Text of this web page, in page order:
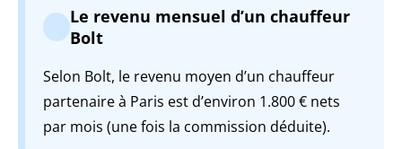
Le revenu mensuel d’un chauffeur
Bolt
Selon Bolt, le revenu moyen d’un chauffeur
partenaire à Paris est d’environ 1.800 € nets
par mois (une fois la commission déduite).